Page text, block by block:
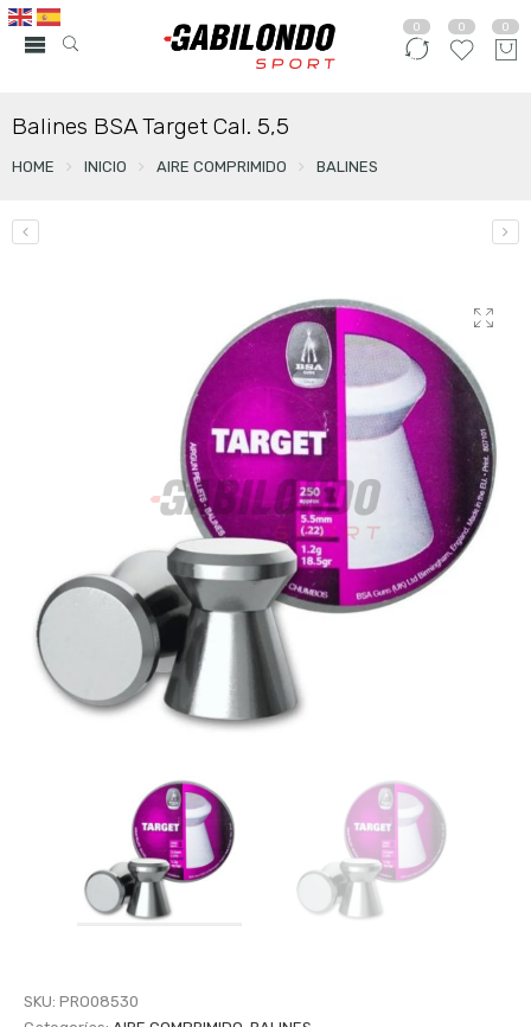
0 0 0
Balines BSA Target Cal. 5,5
HOME INICIO AIRE COMPRIMIDO BALINES
SKU: PRO08530